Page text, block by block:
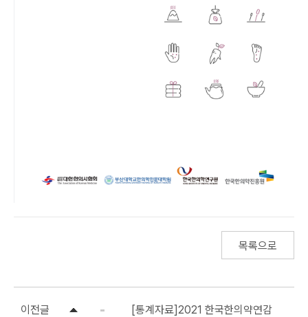
목록으로
이전글 [통계자료]2021 한국한의약연감